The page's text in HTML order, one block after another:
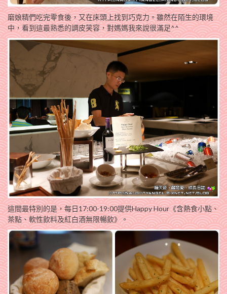
磨娘精們吃完零食後，又在床頭上找到巧克力。雖然在陌生的環境
中，看到這最熟悉的調皮笑容，對媽媽我來說很滿足^^
這間最特別的是，每日17:00-19:00提供Happy Hour《含熱食小點、
茶點、軟性飲料及紅白酒無限暢飲》。